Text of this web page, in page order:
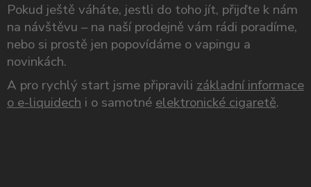
Pokud ještě váháte, jestli do toho jít, přijďte k nám
na návštěvu – na naší prodejně vám rádi poradíme,
nebo si prostě jen popovídáme o vapingu a
novinkách.
A pro rychlý start jsme připravili základní informace
o e-liquidech i o samotnéelektronické cigaretě.